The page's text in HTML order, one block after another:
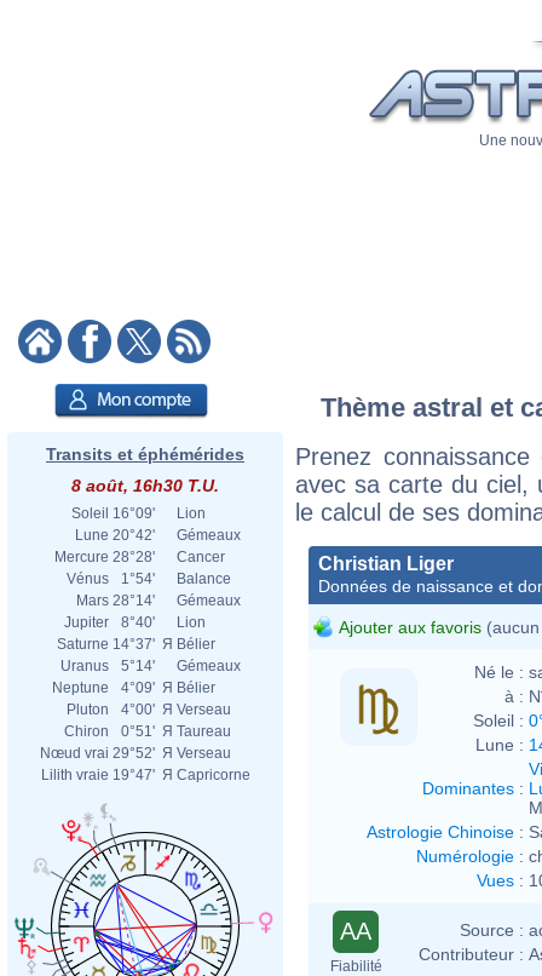
Une
Transits et éphémérides
8 août, 16h30 T.U.
Soleil 16°09'
Lion
Lune 20°42'
Gémeaux
Mercure 28°28'
Cancer
Vénus
1°54'
Balance
Mars 28°14'
Gémeaux
Jupiter
8°40'
Lion
Saturne 14°37' Я Bélier
Uranus
5°14'
Gémeaux
Neptune
4°09' Я Bélier
Pluton
4°00' Я Verseau
Chiron
0°51' Я Taureau
Nœud vrai 29°52' Я Verseau
Lilith vraie 19°47' Я Capricorne
Thème astral et
Prenez
avec sa carte du ciel,
le calcul de ses
Christian Liger
Données de naissance et
Ajouter aux favoris
Né le :
à :
Soleil :
Lune :
Dominantes :
Astrologie Chinoise :
Numérologie :
Vues :
AA
Fiabilité
Source :
Contributeur :